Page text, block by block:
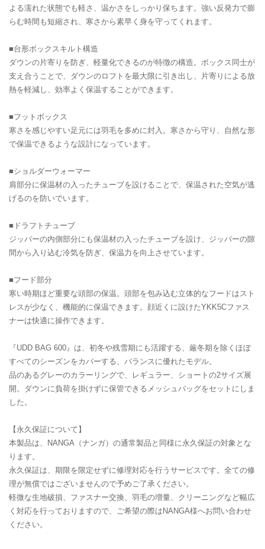
よる濡れた状態でも軽さ、温かさをしっかり保ちます。強い反発力で膨
らむ時間も短縮され、寒さから素早く身を守ってくれます。
■台形ボックスキルト構造
ダウンの片寄りを防ぎ、軽量化できるのが特徴の構造。ボックス同士が
支え合うことで、ダウンのロフトを最大限に引き出し、片寄りによる放
熱を軽減し、効率よく保温することができます。
■フットボックス
寒さを感じやすい足元には羽毛を多めに封入。寒さから守り、自然な形
で保温できるような設計になっています。
■ショルダーウォーマー
肩部分に保温材の入ったチューブを設けることで、保温された空気が逃
げるのを防いでいます。
■ドラフトチューブ
ジッパーの内側部分にも保温材の入ったチューブを設け、ジッパーの隙
間から入り込む冷気を防ぎ、保温力を向上させています。
■フード部分
寒い時期ほど重要な頭部の保温。頭部を包み込む立体的なフードはスト
レスが少なく、機能的に保温できます。顔近くに設けたYKK5Cファス
ナーは快適に操作できます。
『UDD BAG 600』は、初冬や残雪期にも活躍する、厳冬期を除くほぼ
すべてのシーズンをカバーする、バランスに優れたモデル。
品のあるグレーのカラーリングで、レギュラー、ショートの2サイズ展
開。ダウンに負荷を掛けずに保管できるメッシュバッグをセットにしま
した。
【永久保証について】
本製品は、NANGA（ナンガ）の通常製品と同様に永久保証の対象とな
ります。
永久保証は、期限を限定せずに修理対応を行うサービスです。全ての修
理が無償ではございませんので予めご了承ください。
軽微な生地破損、ファスナー交換、羽毛の増量、クリーニングなど幅広
く対応を行っておりますので、ご希望の際はNANGA様へお問い合わせ
ください。